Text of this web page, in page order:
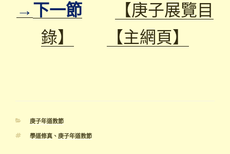
→下一節
【庚子展覽目
錄】
【主網頁】
分
庚子年道教節
標
學道修真、 庚子年道教節